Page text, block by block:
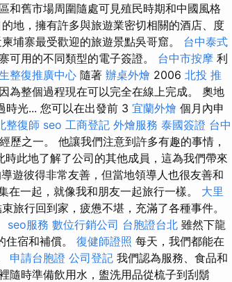
和舊市場周圍隨處可見殖民時期和中國風格
地，擁有許多與旅遊業密切相關的酒店、度
埔寨最受歡迎的旅遊景點吳哥窟。 台中泰式
可用的不同類型的電子簽證。 台中市按摩 利
整復推廣中心 隨著 辦桌外燴 2006 北投 推
為整個過程現在可以完全在線上完成。 奧地
時光... 您可以在出發前 3 宜蘭外燴 個月內申
整復師 seo 工商登記 外燴服務 泰國簽證 台中
歷之一。 他讓我們注意到許多有趣的事情，
時此地了解了公司的其他成員，這為我們帶來
遊彼得非常友善，但當地領導人也很友善​​和
在一起，就像我和朋友一起旅行一樣。 大里
旅行回到家，疲憊不堪，充滿了各種事件。
seo服務 數位行銷公司 台胞證台北 雖然下龍
宿和補償。 復健師證照 每天，我們都能在
申請台胞證 公司登記 我們認為服務、食品和
隨時準備飲用水，盥洗用品從梳子到刮鬍